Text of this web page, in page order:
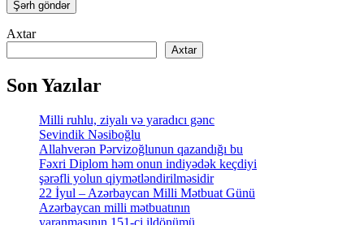
Axtar
Axtar
Son Yazılar
Milli ruhlu, ziyalı və yaradıcı gənc
Sevindik Nəsiboğlu
Allahverən Pərvizoğlunun qazandığı bu
Fəxri Diplom həm onun indiyədək keçdiyi
şərəfli yolun qiymətləndirilməsidir
22 İyul – Azərbaycan Milli Mətbuat Günü
Azərbaycan milli mətbuatının
yaranmasının 151-ci ildönümü